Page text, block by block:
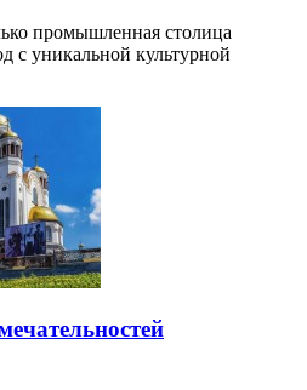
промышленная столица
с уникальной культурной